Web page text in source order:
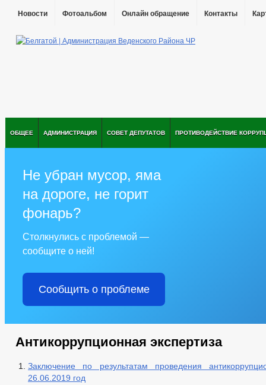
Новости Фотоальбом Онлайн обращение Контакты
ОБЩЕЕ АДМИНИСТРАЦИЯ СОВЕТ ДЕПУТАТОВ ПРОТИВОДЕЙСТВИЕ
Не убран мусор, яма
на дороге, не горит
фонарь?
Столкнулись с проблемой —
сообщите о ней!
Сообщить о проблеме
Антикоррупционная экспертиза
Заключение по результатам проведения
26.06.2019 год